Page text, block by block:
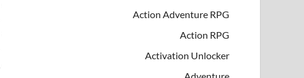
Action Adventure RPG
Action RPG
Activation Unlocker